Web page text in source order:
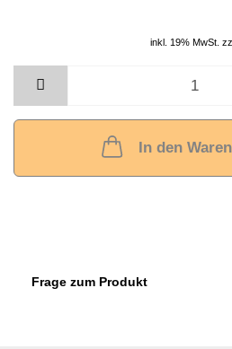
inkl. 19% MwSt.
In den
Frage zum Produkt